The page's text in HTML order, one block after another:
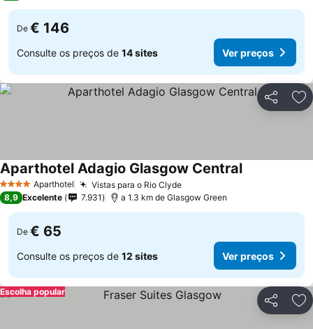
De € 146
Consulte os preços de 14 sites Ver preços
Partilhar
4 EstrelasAparthotel Vistas para o Rio Clyde
Aparthotel Adagio Glasgow Central
8,9 Excelente 7.931 a 1.3 km de Glasgow Green
De € 65
Consulte os preços de 12 sites Ver preços
Partilhar
Escolha popular